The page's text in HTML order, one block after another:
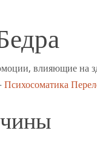
влияющие на
Психосоматика